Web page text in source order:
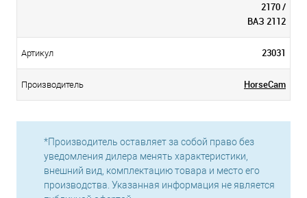
2170 /
ВАЗ 2112
Артикул 23031
Производитель HorseCam
*Производитель оставляет за собой право без
уведомления дилера менять характеристики,
внешний вид, комплектацию товара и место его
производства. Указанная информация не является